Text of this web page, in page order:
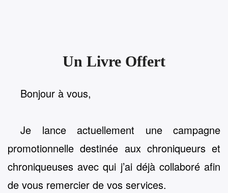
Un Livre Offert
Bonjour à vous,
Je lance actuellement une campagne
promotionnelle destinée aux chroniqueurs et
chroniqueuses avec qui j’ai déjà collaboré afin
de vous remercier de vos services.